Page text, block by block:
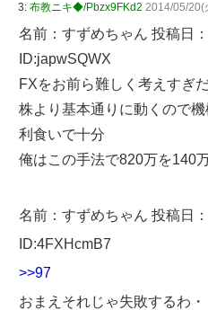
3: 布教ニキ◆/Pbzx9FKd2 2014/05/20(
名前：すずめちゃん 投稿日
ID:japwSQWX
FXをお前ら難しく考えすぎ
株より基本通りに動くので
利食いで十分
俺はこの手法で820万を140
名前：すずめちゃん 投稿日
ID:4FXHcmB7
>>97
おまえそれじゃ失敗するわ・